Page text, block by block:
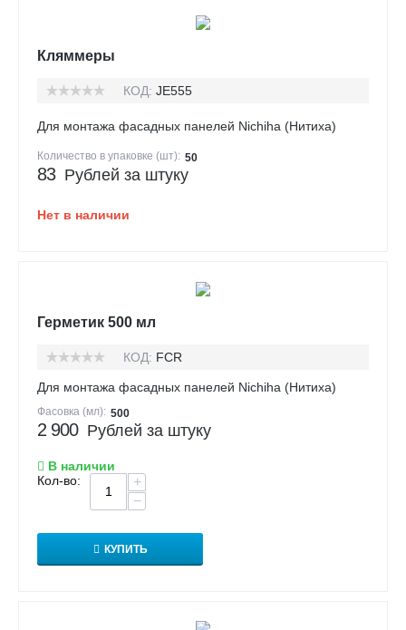
Кляммеры
КОД: JE555
Для монтажа фасадных панелей Nichiha (Нитиха)
Количество в упаковке (шт): 50
83 Рублей за штуку
Нет в наличии
Герметик 500 мл
КОД: FCR
Для монтажа фасадных панелей Nichiha (Нитиха)
Фасовка (мл): 500
2 900 Рублей за штуку
В наличии
Кол-во:
+
−
КУПИТЬ